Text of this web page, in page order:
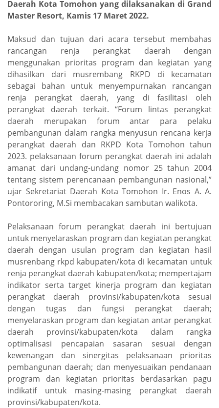
Daerah Kota Tomohon yang dilaksanakan di Grand
Master Resort, Kamis 17 Maret 2022.
Maksud dan tujuan dari acara tersebut membahas
rancangan renja perangkat daerah dengan
menggunakan prioritas program dan kegiatan yang
dihasilkan dari musrembang RKPD di kecamatan
sebagai bahan untuk menyempurnakan rancangan
renja perangkat daerah, yang di fasilitasi oleh
perangkat daerah terkait. “Forum lintas perangkat
daerah merupakan forum antar para pelaku
pembangunan dalam rangka menyusun rencana kerja
perangkat daerah dan RKPD Kota Tomohon tahun
2023. pelaksanaan forum perangkat daerah ini adalah
amanat dari undang-undang nomor 25 tahun 2004
tentang sistem perencanaan pembangunan nasional,”
ujar Sekretariat Daerah Kota Tomohon Ir. Enos A. A.
Pontororing, M.Si membacakan sambutan walikota.
Pelaksanaan forum perangkat daerah ini bertujuan
untuk menyelaraskan program dan kegiatan perangkat
daerah dengan usulan program dan kegiatan hasil
musrenbang rkpd kabupaten/kota di kecamatan untuk
renja perangkat daerah kabupaten/kota; mempertajam
indikator serta target kinerja program dan kegiatan
perangkat daerah provinsi/kabupaten/kota sesuai
dengan tugas dan fungsi perangkat daerah;
menyelaraskan program dan kegiatan antar perangkat
daerah provinsi/kabupaten/kota dalam rangka
optimalisasi pencapaian sasaran sesuai dengan
kewenangan dan sinergitas pelaksanaan prioritas
pembangunan daerah; dan menyesuaikan pendanaan
program dan kegiatan prioritas berdasarkan pagu
indikatif untuk masing-masing perangkat daerah
provinsi/kabupaten/kota.